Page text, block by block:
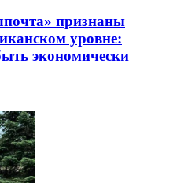
признаны
уровне:
экономически